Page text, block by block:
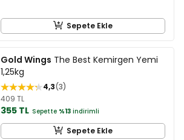
Sepete Ekle
Gold Wings The Best Kemirgen Yemi
1,25kg
4,3 3
409 TL
355 TL Sepette %13 indirimli
Sepete Ekle